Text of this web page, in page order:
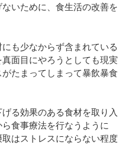
いために、食生活の改善を
も少なからず含まれている
面目にやろうとしても現実
たまってしまって暴飲暴食
る効果のある食材を取り入
食事療法を行なうように
はストレスにならない程度